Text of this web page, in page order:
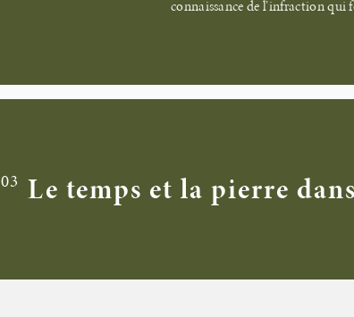
connaissance de l’infraction qui
03 Le temps et la pierre